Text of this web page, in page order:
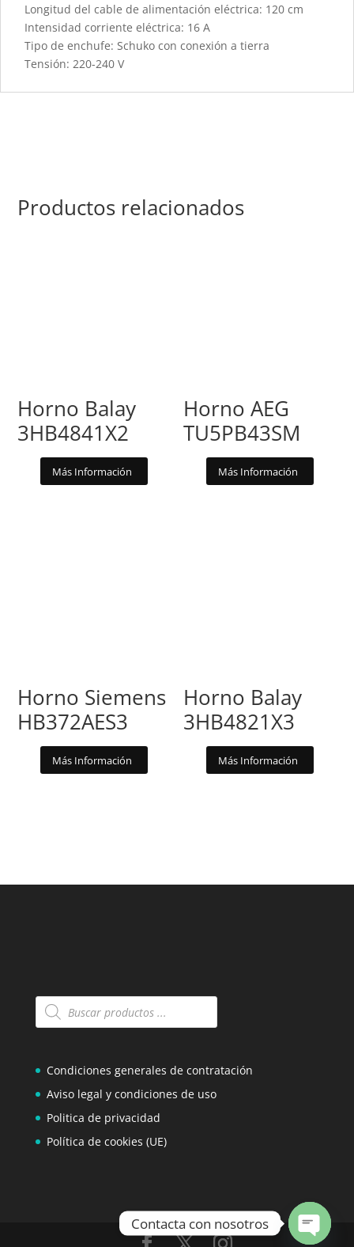
Longitud del cable de alimentación eléctrica: 120 cm
Intensidad corriente eléctrica: 16 A
Tipo de enchufe: Schuko con conexión a tierra
Tensión: 220-240 V
Productos relacionados
Horno Balay
3HB4841X2
Más Información
Horno AEG
TU5PB43SM
Más Información
Horno Siemens
HB372AES3
Más Información
Horno Balay
3HB4821X3
Más Información
Búsqueda
de
Condiciones generales de contratación
Aviso legal y condiciones de uso
Politica de privacidad
Política de cookies (UE)
Contacta con nosotros